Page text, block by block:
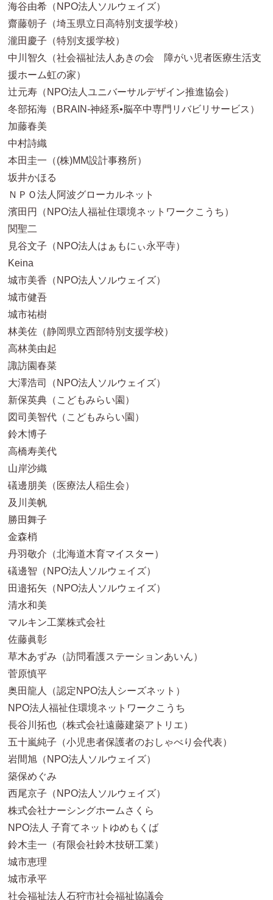
海谷由希（NPO法人ソルウェイズ）
齋藤朝子（埼玉県立日高特別支援学校）
瀧田慶子（特別支援学校）
中川智久（社会福祉法人あきの会 障がい児者医療生活支
援ホーム虹の家）
辻元寿（NPO法人ユニバーサルデザイン推進協会）
冬部拓海（BRAIN-神経系•脳卒中専門リバビリサービス）
加藤春美
中村詩織
本田圭一（(株)MM設計事務所）
坂井かほる
ＮＰＯ法人阿波グローカルネット
濱田円（NPO法人福祉住環境ネットワークこうち）
関聖二
見谷文子（NPO法人はぁもにぃ永平寺）
Keina
城市美香（NPO法人ソルウェイズ）
城市健吾
城市祐樹
林美佐（静岡県立西部特別支援学校）
高林美由起
諏訪園春菜
大澤浩司（NPO法人ソルウェイズ）
新保英典（こどもみらい園）
図司美智代（こどもみらい園）
鈴木博子
高橋寿美代
山岸沙織
礒邊朋美（医療法人稲生会）
及川美帆
勝田舞子
金森梢
丹羽敬介（北海道木育マイスター）
礒邊智（NPO法人ソルウェイズ）
田邉拓矢（NPO法人ソルウェイズ）
清水和美
マルキン工業株式会社
佐藤眞彰
草木あずみ（訪問看護ステーションあいん）
菅原慎平
奥田龍人（認定NPO法人シーズネット）
NPO法人福祉住環境ネットワークこうち
長谷川拓也（株式会社遠藤建築アトリエ）
五十嵐純子（小児患者保護者のおしゃべり会代表）
岩間旭（NPO法人ソルウェイズ）
築保めぐみ
西尾京子（NPO法人ソルウェイズ）
株式会社ナーシングホームさくら
NPO法人 子育てネットゆめもくば
鈴木圭一（有限会社鈴木技研工業）
城市恵理
城市承平
社会福祉法人石狩市社会福祉協議会